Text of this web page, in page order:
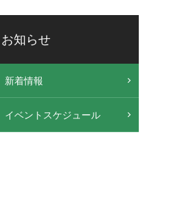
お知らせ
新着情報
イベントスケジュール